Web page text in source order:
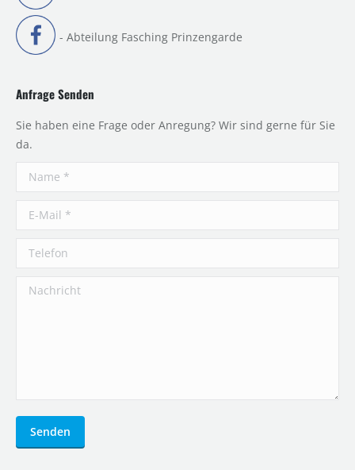
- Abteilung Fasching Prinzengarde
Anfrage Senden
Sie haben eine Frage oder Anregung? Wir sind gerne für Sie
da.
Name *
E-Mail *
Telefon
Nachricht
Senden